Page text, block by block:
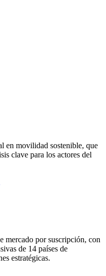
en movilidad sostenible, que
clave para los actores del
mercado por suscripción, con
de 14 países de
estratégicas.